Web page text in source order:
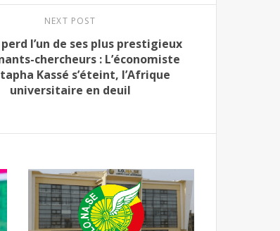
NEXT POST
perd l’un de ses plus prestigieux
chercheurs : L’économiste
Kassé s’éteint, l’Afrique
universitaire en deuil